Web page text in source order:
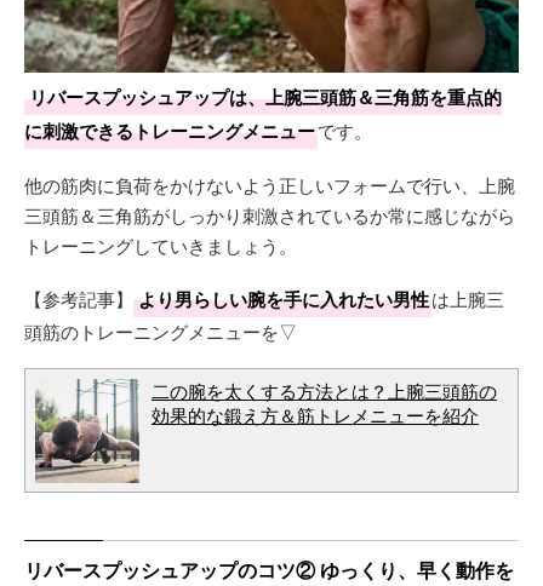
リバースプッシュアップは、上腕三頭筋＆三角筋を重点的
に刺激できるトレーニングメニューです。
他の筋肉に負荷をかけないよう正しいフォームで行い、上腕
三頭筋＆三角筋がしっかり刺激されているか常に感じながら
トレーニングしていきましょう。
【参考記事】 より男らしい腕を手に入れたい男性は上腕三
頭筋のトレーニングメニューを▽
二の腕を太くする方法とは？上腕三頭筋の
効果的な鍛え方＆筋トレメニューを紹介
リバースプッシュアップのコツ② ゆっくり、早く動作を